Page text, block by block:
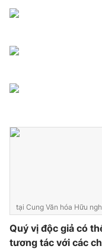
Theo dõi báo trên
Cơ quan chủ quản:
Thời
Giấy phép hoạt động
Vũ
Phó Tổng Biên tập:
Nguyễn Trọng Ninh
Tổng đài VTV:024.38
tại Cung Văn hóa Hữu
Quý vị độc giả có
tương tác với các